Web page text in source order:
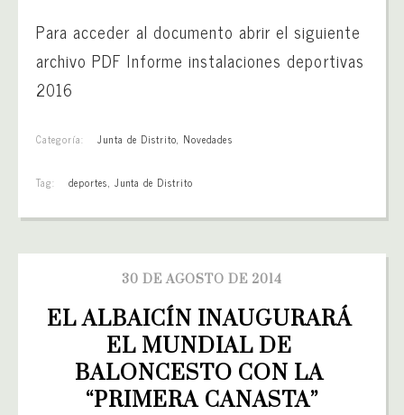
Para acceder al documento abrir el siguiente
archivo PDF Informe instalaciones deportivas
2016
Categoría: Junta de Distrito, Novedades
Tag: deportes, Junta de Distrito
30 DE AGOSTO DE 2014
EL ALBAICÍN INAUGURARÁ
EL MUNDIAL DE
BALONCESTO CON LA
“PRIMERA CANASTA”